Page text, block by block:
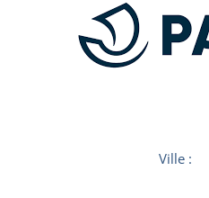
Ville :